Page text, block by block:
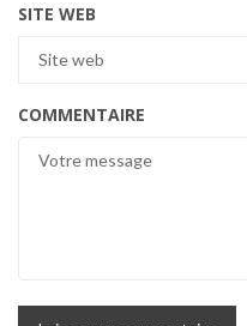
SITE WEB
COMMENTAIRE